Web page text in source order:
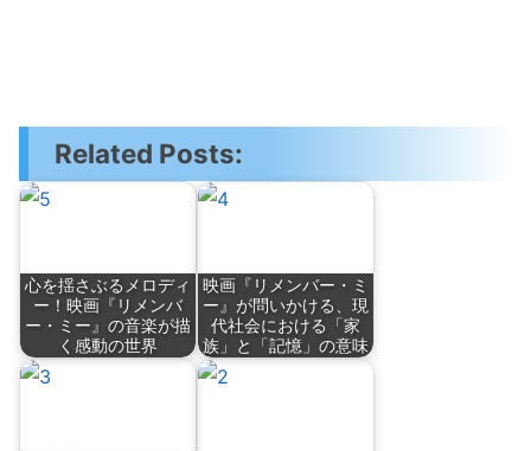
Related Posts:
心を揺さぶるメロディ
ー！映画『リメンバ
ー・ミー』の音楽が描
く感動の世界
映画『リメンバー・ミ
ー』が問いかける、現
代社会における「家
族」と「記憶」の意味